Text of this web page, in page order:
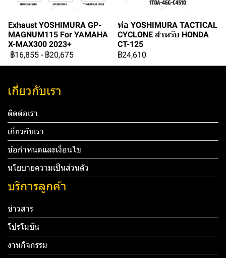
Exhaust YOSHIMURA GP-
MAGNUM115 For YAMAHA
X-MAX300 2023+
฿16,855 - ฿20,675
ท่อ YOSHIMURA TACTICAL
CYCLONE สำหรับ HONDA
CT-125
฿24,610
เกี่ยวกับเรา
ติดต่อเรา
เกี่ยวกับเรา
ข้อกำหนดและเงื่อนไข
นโยบายความเป็นส่วนตัว
บริการลูกค้า
ข่าวสาร
โปรโมชั่น
งานกิจกรรม